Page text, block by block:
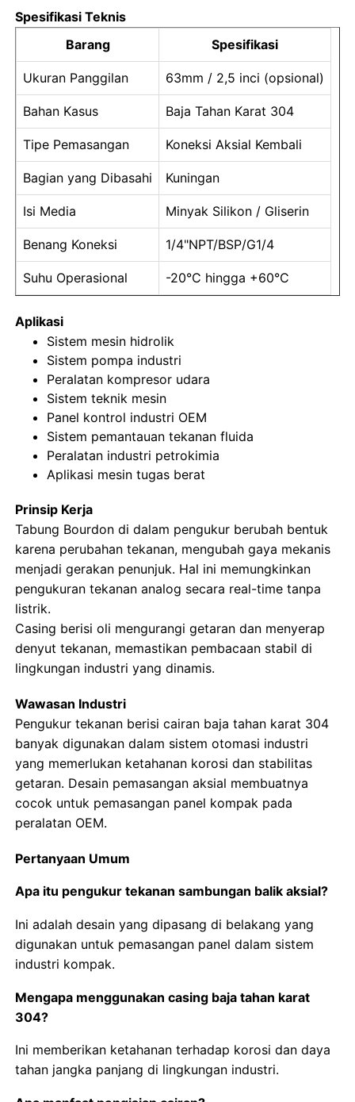
alat ukur tekanan yang diisi cairan
Pengukur tekanan kontak listrik
Kit Pengujian Tekanan
pengukur tekanan kering
Pengukur Tekanan Mini
Pengukur tekanan digital
Pengukur Tekanan Utilitas
Pengukur Tekanan Bersinar Dalam Gelap
Jenis Pengukur Tekanan
Spesifikasi Teknis
Barang
Spesifikasi
Ukuran Panggilan 63mm / 2,5 inci (opsional)
Bahan Kasus Baja Tahan Karat 304
Tipe Pemasangan Koneksi Aksial Kembali
Bagian yang Dibasahi Kuningan
Isi Media Minyak Silikon / Gliserin
Benang Koneksi 1/4"NPT/BSP/G1/4
Suhu Operasional -20°C hingga +60°C
Aplikasi
Sistem mesin hidrolik
Sistem pompa industri
Peralatan kompresor udara
Sistem teknik mesin
Panel kontrol industri OEM
Sistem pemantauan tekanan fluida
Peralatan industri petrokimia
Aplikasi mesin tugas berat
Prinsip Kerja
Tabung Bourdon di dalam pengukur berubah bentuk
karena perubahan tekanan, mengubah gaya mekanis
menjadi gerakan penunjuk. Hal ini memungkinkan
pengukuran tekanan analog secara real-time tanpa
listrik.
Casing berisi oli mengurangi getaran dan menyerap
denyut tekanan, memastikan pembacaan stabil di
lingkungan industri yang dinamis.
Wawasan Industri
Pengukur tekanan berisi cairan baja tahan karat 304
banyak digunakan dalam sistem otomasi industri
yang memerlukan ketahanan korosi dan stabilitas
getaran. Desain pemasangan aksial membuatnya
cocok untuk pemasangan panel kompak pada
peralatan OEM.
Pertanyaan Umum
Apa itu pengukur tekanan sambungan balik aksial?
Ini adalah desain yang dipasang di belakang yang
digunakan untuk pemasangan panel dalam sistem
industri kompak.
Mengapa menggunakan casing baja tahan karat
304?
Ini memberikan ketahanan terhadap korosi dan daya
tahan jangka panjang di lingkungan industri.